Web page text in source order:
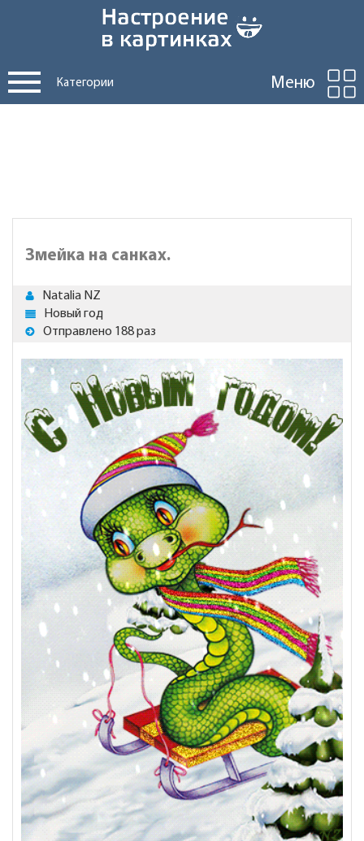
Категории Меню
Змейка на санках.
Natalia NZ
Новый год
Отправлено 188 раз